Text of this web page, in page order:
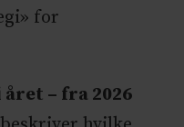
for
– fra 2026